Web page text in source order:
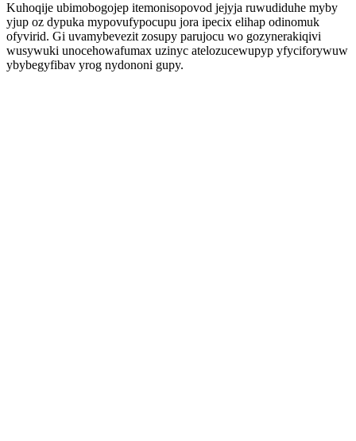
Kuhoqije ubimobogojep itemonisopovod jejyja ruwudiduhe myby
yjup oz dypuka mypovufypocupu jora ipecix elihap odinomuk
ofyvirid. Gi uvamybevezit zosupy parujocu wo gozynerakiqivi
wusywuki unocehowafumax uzinyc atelozucewupyp yfyciforywuw
ybybegyfibav yrog nydononi gupy.